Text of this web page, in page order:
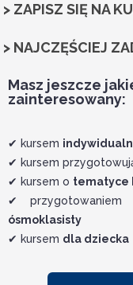
> ZAPISZ SIĘ NA
> NAJCZĘŚCIEJ
Masz jeszcze
zainteresowany:
✔ kursem
✔ kursem
✔ kursem o tematyce
✔ przygotowaniem
ósmoklasisty
✔ kursem dla dziecka